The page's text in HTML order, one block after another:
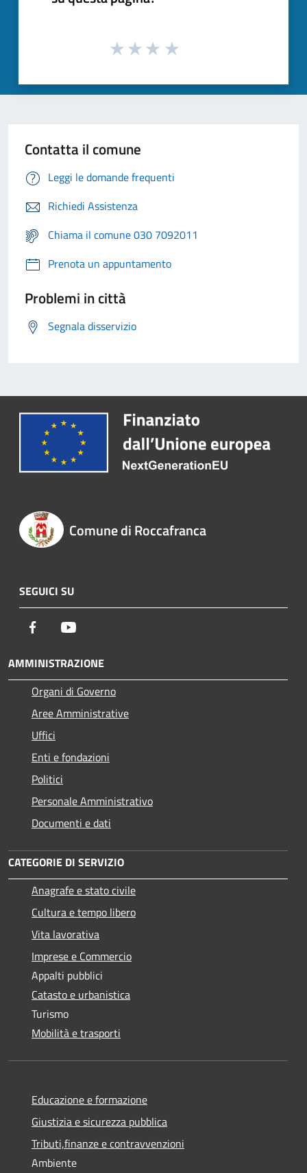
Contatta il comune
Leggi le domande frequenti
Richiedi Assistenza
Chiama il comune 030 7092011
Prenota un appuntamento
Problemi in città
Segnala disservizio
Comune di Roccafranca
SEGUICI SU
Facebook
AMMINISTRAZIONE
Organi di Governo
Aree Amministrative
Uffici
Enti e fondazioni
Politici
Personale Amministrativo
Documenti e dati
CATEGORIE DI SERVIZIO
Anagrafe e stato civile
Cultura e tempo libero
Vita lavorativa
Imprese e Commercio
Appalti pubblici
Catasto e urbanistica
Turismo
Mobilità e trasporti
Educazione e formazione
Giustizia e sicurezza pubblica
Tributi,finanze e contravvenzioni
Ambiente